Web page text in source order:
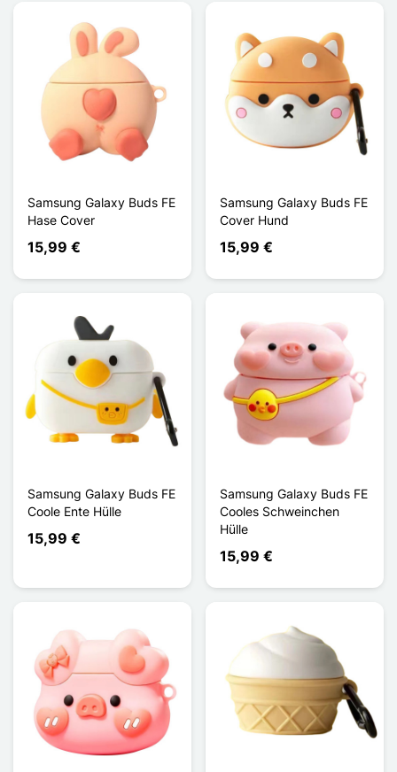
Samsung Galaxy Buds FE
Hase Cover
15,99 €
Samsung Galaxy Buds FE
Cover Hund
15,99 €
Samsung Galaxy Buds FE
Coole Ente Hülle
15,99 €
Samsung Galaxy Buds FE
Cooles Schweinchen
Hülle
15,99 €